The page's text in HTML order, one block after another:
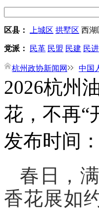
区县： 上城区 拱墅区 西湖
党派： 民革 民盟 民建 民进
杭州政协新闻网 中国
2026杭州
花，不再“
发布时间
春日，
香花展如